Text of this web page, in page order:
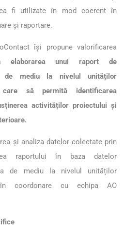
fi utilizate în mod coerent în
și raportare.
își propune valorificarea
elaborarea unui raport de
de mediu la nivelul unităților
care să permită identificarea
activităților proiectului și
și analiza datelor colectate prin
raportului în baza datelor
de mediu la nivelul unităților
în coordonare cu echipa AO